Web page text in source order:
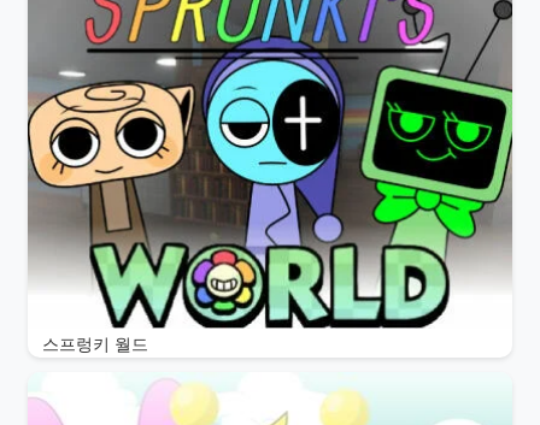
스프렁키 월드